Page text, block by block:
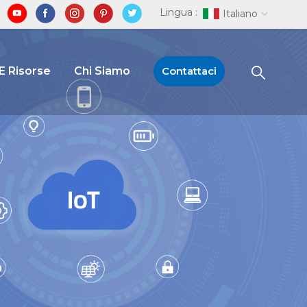
Lingua : Italiano
Risorse Chi Siamo Contattaci